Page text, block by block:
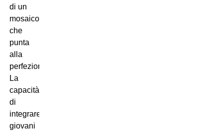
di un
mosaico
che
punta
alla
perfezione.
La
capacità
di
integrare
giovani